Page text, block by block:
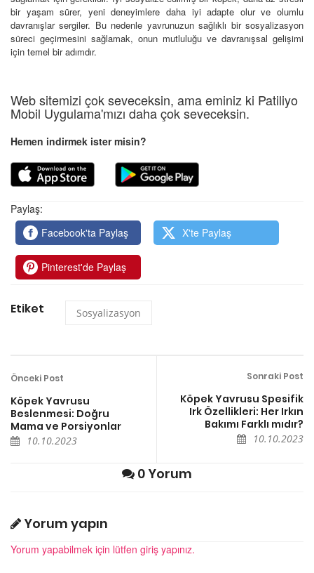
bir yaşam sürer, yeni deneyimlere daha iyi adapte olur ve olumlu
davranışlar sergiler. Bu nedenle yavrunuzun sağlıklı bir sosyalizasyon
süreci geçirmesini sağlamak, onun mutluluğu ve davranışsal gelişimi
için temel bir adımdır.
Web sitemizi çok seveceksin, ama eminiz ki Patiliyo
Mobil Uygulama'mızı daha çok seveceksin.
Hemen indirmek ister misin?
Paylaş:
Facebook'ta Paylaş
X'te Paylaş
Pinterest'de Paylaş
Etiket Sosyalizasyon
Önceki Post
Köpek Yavrusu
Beslenmesi: Doğru
Mama ve Porsiyonlar
10.10.2023
Sonraki Post
Köpek Yavrusu Spesifik
Irk Özellikleri: Her Irkın
Bakımı Farklı mıdır?
10.10.2023
0 Yorum
Yorum yapın
Yorum yapabilmek için lütfen giriş yapınız.